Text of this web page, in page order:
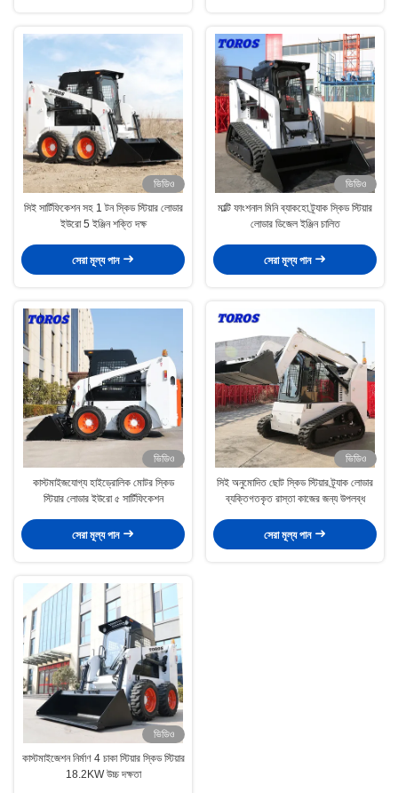
ভিডিও
সিই সার্টিফিকেশন সহ 1 টন স্কিড স্টিয়ার লোডার
ইউরো 5 ইঞ্জিন শক্তি দক্ষ
সেরা মূল্য পান
ভিডিও
মাল্টি ফাংশনাল মিনি ব্যাকহো ট্র্যাক স্কিড স্টিয়ার
লোডার ডিজেল ইঞ্জিন চালিত
সেরা মূল্য পান
ভিডিও
কাস্টমাইজযোগ্য হাইড্রোলিক মোটর স্কিড
স্টিয়ার লোডার ইউরো ৫ সার্টিফিকেশন
সেরা মূল্য পান
ভিডিও
সিই অনুমোদিত ছোট স্কিড স্টিয়ার ট্র্যাক লোডার
ব্যক্তিগতকৃত রাস্তা কাজের জন্য উপলব্ধ
সেরা মূল্য পান
ভিডিও
কাস্টমাইজেশন নির্মাণ 4 চাকা স্টিয়ার স্কিড স্টিয়ার
18.2KW উচ্চ দক্ষতা